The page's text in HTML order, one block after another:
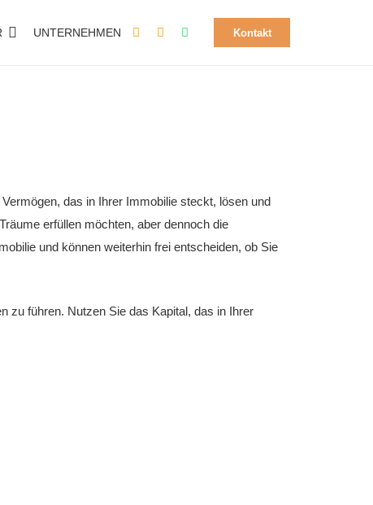
UNTERNEHMEN Kontakt
das in Ihrer Immobilie steckt, lösen und
erfüllen möchten, aber dennoch die
und können weiterhin frei entscheiden, ob Sie
zu führen. Nutzen Sie das Kapital, das in Ihrer